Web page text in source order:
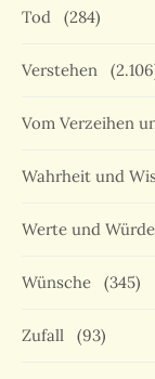
Tod (284)
Verstehen
Vom Verzeihen
Wahrheit und
Werte und Würde
Wünsche (345)
Zufall (93)